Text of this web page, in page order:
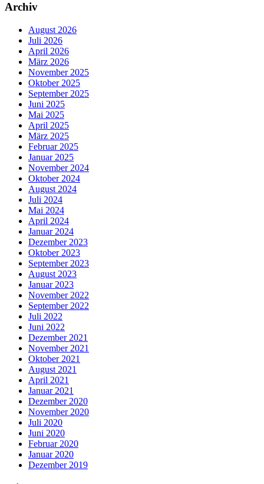
Archiv
August 2026
Juli 2026
April 2026
März 2026
November 2025
Oktober 2025
September 2025
Juni 2025
Mai 2025
April 2025
März 2025
Februar 2025
Januar 2025
November 2024
Oktober 2024
August 2024
Juli 2024
Mai 2024
April 2024
Januar 2024
Dezember 2023
Oktober 2023
September 2023
August 2023
Januar 2023
November 2022
September 2022
Juli 2022
Juni 2022
Dezember 2021
November 2021
Oktober 2021
August 2021
April 2021
Januar 2021
Dezember 2020
November 2020
Juli 2020
Juni 2020
Februar 2020
Januar 2020
Dezember 2019